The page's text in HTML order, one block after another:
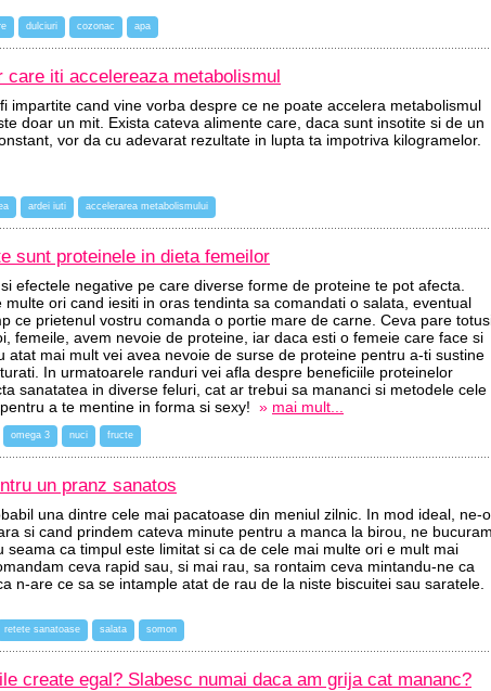
dulciuri cozonac apa
care iti accelereaza metabolismul
impartite cand vine vorba despre ce ne poate accelera metabolismul
doar un mit. Exista cateva alimente care, daca sunt insotite si de un
vor da cu adevarat rezultate in lupta ta impotriva kilogramelor.
ardei iuti accelerarea metabolismului
sunt proteinele in dieta femeilor
efectele negative pe care diverse forme de proteine te pot afecta.
multe ori cand iesiti in oras tendinta sa comandati o salata, eventual
ce prietenul vostru comanda o portie mare de carne. Ceva pare
femeile, avem nevoie de proteine, iar daca esti o femeie care face si
atat mai mult vei avea nevoie de surse de proteine pentru a-ti sustine
In urmatoarele randuri vei afla despre beneficiile proteinelor
sanatatea in diverse feluri, cat ar trebui sa mananci si metodele cele
a te mentine in forma si sexy! » mai mult...
omega 3 nuci fructe
un pranz sanatos
una dintre cele mai pacatoase din meniul zilnic. In mod ideal, ne-o
si cand prindem cateva minute pentru a manca la birou, ne
seama ca timpul este limitat si ca de cele mai multe ori e mult mai
ceva rapid sau, si mai rau, sa rontaim ceva mintandu-ne ca
n-are ce sa se intample atat de rau de la niste biscuitei sau saratele.
retete sanatoase salata somon
create egal? Slabesc numai daca am grija cat mananc?